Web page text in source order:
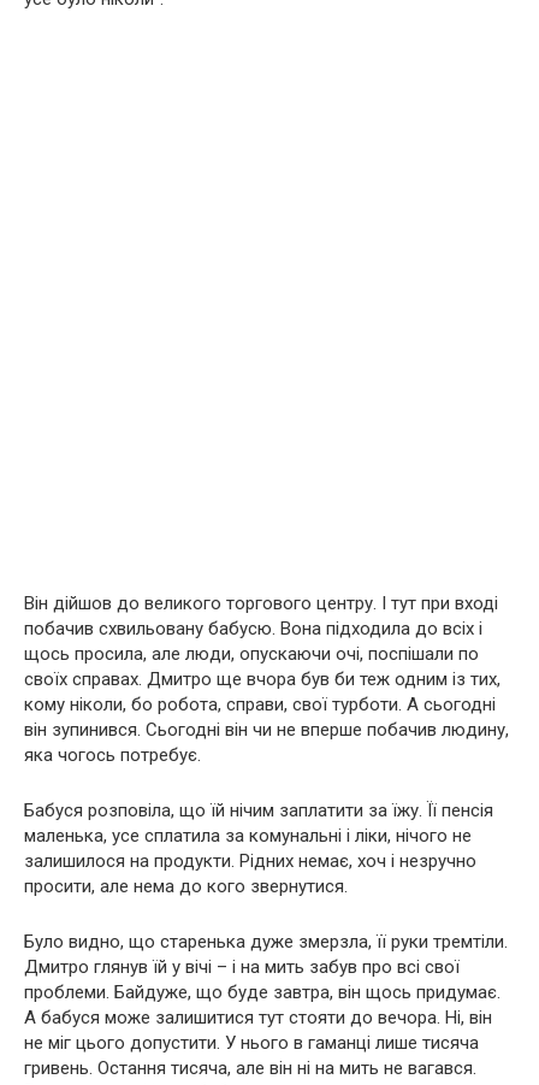
Він дійшов до великого торгового центру. І тут при вході
побачив схвильовану бабусю. Вона підходила до всіх і
щось просила, але люди, опускаючи очі, поспішали по
своїх справах. Дмитро ще вчора був би теж одним із тих,
кому ніколи, бо робота, справи, свої турботи. А сьогодні
він зупинився. Сьогодні він чи не вперше побачив людину,
яка чогось потребує.
Бабуся розповіла, що їй нічим заплатити за їжу. Її пенсія
маленька, усе сплатила за комунальні і ліки, нічого не
залишилося на продукти. Рідних немає, хоч і незручно
просити, але нема до кого звернутися.
Було видно, що старенька дуже змерзла, її руки тремтіли.
Дмитро глянув їй у вічі – і на мить забув про всі свої
проблеми. Байдуже, що буде завтра, він щось придумає.
А бабуся може залишитися тут стояти до вечора. Ні, він
не міг цього допустити. У нього в гаманці лише тисяча
гривень. Остання тисяча, але він ні на мить не вагався.